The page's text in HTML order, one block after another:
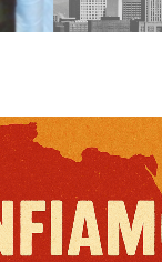
gas
directa (IED)
sierraleonés
exterior,
estudia en los
School:
África Occidental